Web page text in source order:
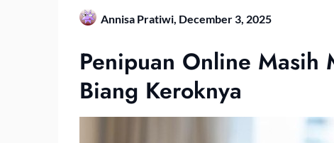
Annisa Pratiwi, December 3, 2025
Penipuan Online Masih
Biang Keroknya